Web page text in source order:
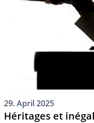
29. April 2025
Héritages et